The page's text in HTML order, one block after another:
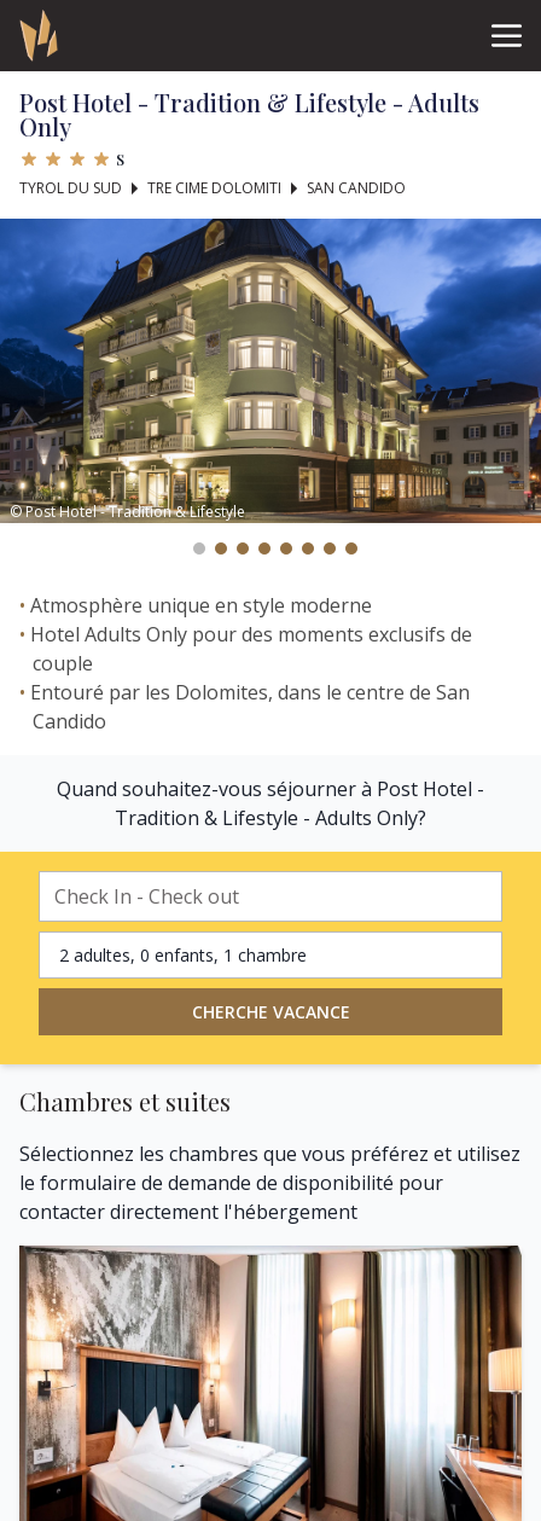
Post Hotel - Tradition & Lifestyle - Adults
Only
s
TYROL DU SUD TRE CIME DOLOMITI SAN CANDIDO
© Post Hotel - Tradition & Lifestyle
Atmosphère unique en style moderne
Hotel Adults Only pour des moments exclusifs de
couple
Entouré par les Dolomites, dans le centre de San
Candido
Quand souhaitez-vous séjourner à Post Hotel -
Tradition & Lifestyle - Adults Only?
2 adultes, 0 enfants, 1 chambre
CHERCHE VACANCE
Chambres et suites
Sélectionnez les chambres que vous préférez et utilisez
le formulaire de demande de disponibilité pour
contacter directement l'hébergement